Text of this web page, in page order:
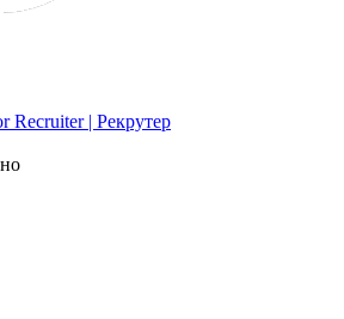
Recruiter | Рекрутер